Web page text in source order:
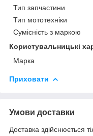
Тип запчастини
Тип мототехніки
Сумісність з маркою
Користувальницькі
Марка
Приховати
Умови доставки
Доставка здійснюється